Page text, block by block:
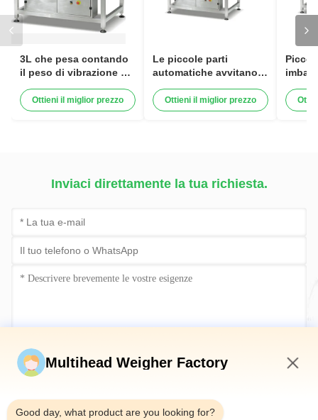
3L che pesa contando
il peso di vibrazione del
della macchina che
ordina attrezzatura
Ottieni il miglior prezzo
Le piccole parti
automatiche avvitano
matta che conta la
macchina
Ottieni il miglior prezzo
conta
Inviaci direttamente la tua richiesta.
Invia ora
Multihead Weigher Factory
Good day, what product are you looking for?